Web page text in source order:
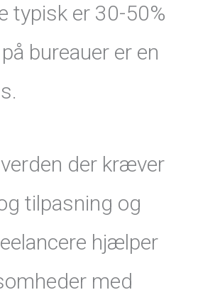
typisk er 30-50%
bureauer er en
der kræver
tilpasning og
hjælper
med